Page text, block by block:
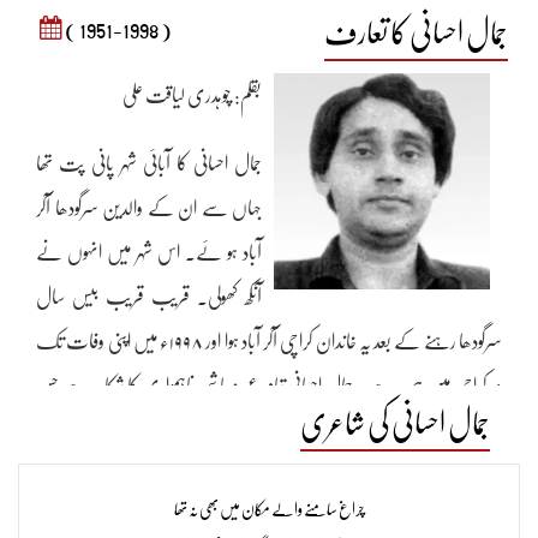
جمال احسانی کا تعارف ( 1951-1998 )
بقلم: چوہدری لیاقت علی
جمال احسانی کا آبائی شہر پانی پت تھا
جہاں سے ان کے والدین سرگودھا آکر
آباد ہو ئے۔ اس شہر میں انہوں نے
آنکھ کھولی۔ قریب قریب بیس سال
سرگودھا رہنے کے بعد یہ خاندان کراچی آکر آباد ہوا اور ۱۹۹۸ء میں اپنی وفات تک
وہ کراچی میں ہی رہے۔ جمال احسانی تمام عمر معاشی ناہمواری کا شکار رہے جس
میں اپنا ذاتی گھر نہ ہونے کا مسئلہ بھی شامل تھا۔ اس تمام جہد کا اثر ان کی ذات
تجربات کی بہت اہمیت ہے کیوں کہ جن حالات سے ایک حساس شخص گذرتا
جمال احسانی کی شاعری
چراغ سامنے والے مکان میں بھی نہ تھا